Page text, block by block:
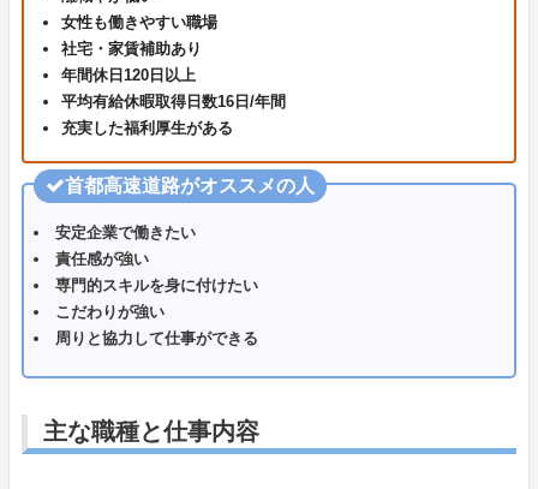
女性も働きやすい職場
社宅・家賃補助あり
年間休日120日以上
平均有給休暇取得日数16日/年間
充実した福利厚生がある
首都高速道路がオススメの人
安定企業で働きたい
責任感が強い
専門的スキルを身に付けたい
こだわりが強い
周りと協力して仕事ができる
主な職種と仕事内容